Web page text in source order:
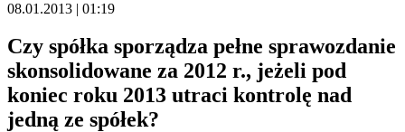
08.01.2013 | 01:19
Czy spółka sporządza pełne sprawozdanie
skonsolidowane za 2012 r., jeżeli pod
koniec roku 2013 utraci kontrolę nad
jedną ze spółek?